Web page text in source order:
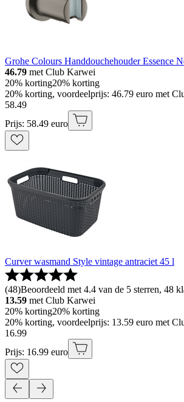
Grohe Colours Handdouchehouder Essence
46.79 met Club Karwei
20% korting20% korting
20% korting, voordeelprijs: 46.79 euro met
58.49
Prijs: 58.49 euro
Curver wasmand Style vintage antraciet 45 l
(48)Beoordeeld met 4.4 van de 5 sterren, 48
13.59 met Club Karwei
20% korting20% korting
20% korting, voordeelprijs: 13.59 euro met
16.99
Prijs: 16.99 euro